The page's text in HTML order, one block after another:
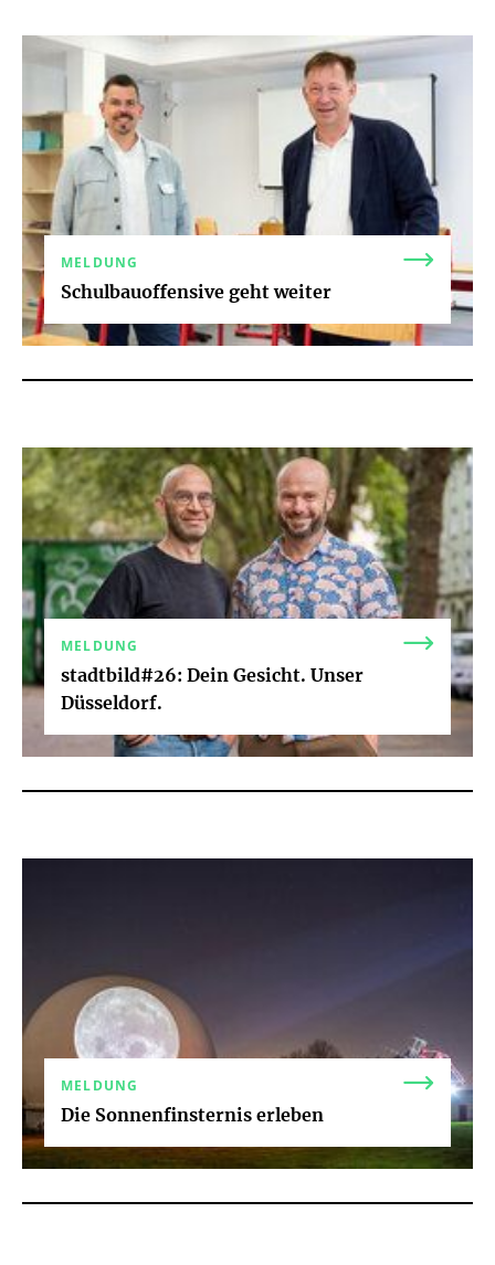
MELDUNG
Schulbauoffensive geht weiter
MELDUNG
stadtbild#26: Dein Gesicht. Unser
Düsseldorf.
MELDUNG
Die Sonnenfinsternis erleben